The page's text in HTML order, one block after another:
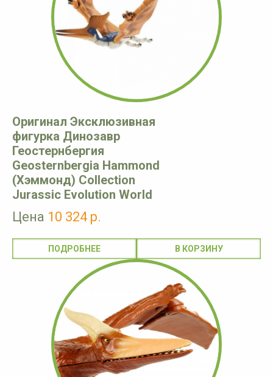
Оригинал Эксклюзивная
фигурка Динозавр
Геостернбергия
Geosternbergia Hammond
(Хэммонд) Collection
Jurassic Evolution World
Цена 10 324 р.
ПОДРОБНЕЕ